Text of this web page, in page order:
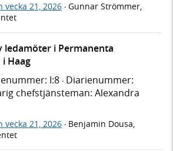
vecka 21, 2026 · Gunnar Strömmer,
ledamöter i Permanenta
Haag
I:8 · Diarienummer:
chefstjänsteman: Alexandra
vecka 21, 2026 · Benjamin Dousa,